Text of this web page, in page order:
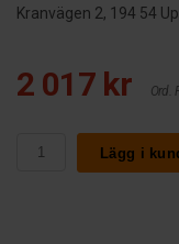
Kranvägen 2, 194 54
2 017 kr Ord.
Lägg i